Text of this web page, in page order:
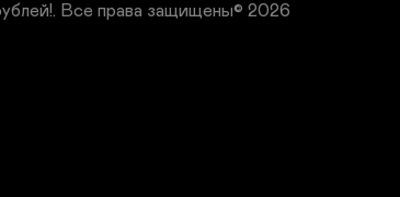
Все права защищены© 2026